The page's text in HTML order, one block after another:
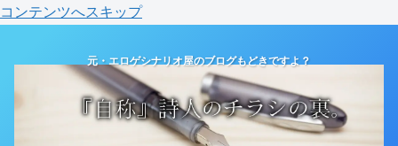
コンテンツへスキップ
元・エロゲシナリオ屋のブログもどきですよ？